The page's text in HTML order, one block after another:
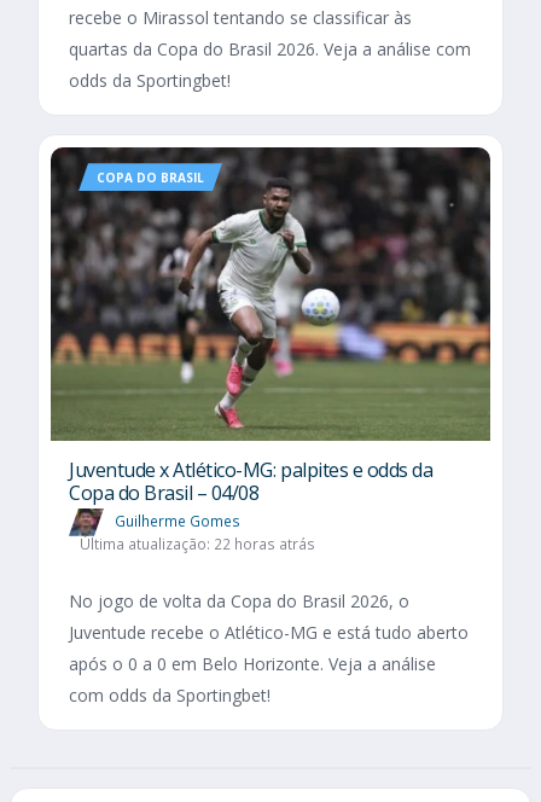
recebe o Mirassol tentando se classificar às
quartas da Copa do Brasil 2026. Veja a análise com
odds da Sportingbet!
COPA DO BRASIL
Juventude x Atlético-MG: palpites e odds da
Copa do Brasil – 04/08
Guilherme Gomes
Última atualização: 22 horas atrás
No jogo de volta da Copa do Brasil 2026, o
Juventude recebe o Atlético-MG e está tudo aberto
após o 0 a 0 em Belo Horizonte. Veja a análise
com odds da Sportingbet!